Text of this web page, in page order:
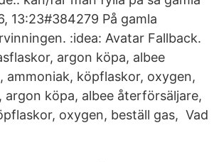
13:23#384279 På gamla
:idea: Avatar Fallback.
argon köpa, albee
köpflaskor, oxygen,
köpa, albee återförsäljare,
oxygen, beställ gas, Vad